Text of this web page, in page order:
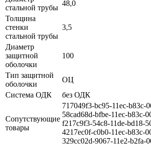
стальной трубы
48,0
Толщина
стенки
стальной трубы
3,5
Диаметр
защитной
оболочки
100
Тип защитной
оболочки
ОЦ
Система ОДК
без ОДК
Сопутствующие
товары
717049f3-bc95-11ec-b83c-
58cad68d-bfbe-11ec-b83c-
f217c9f3-54c8-11de-bd18-
4217ec0f-c0b0-11ec-b83c-
329cc02d-9067-11e2-b2fa-